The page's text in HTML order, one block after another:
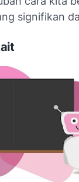
signifikan